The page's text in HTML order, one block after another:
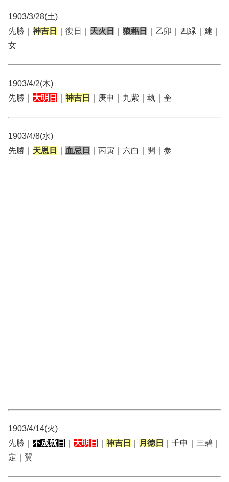
1903/3/28(土)
先勝｜ 神吉日 ｜復日｜ 天火日 狼藉日
｜乙卯｜四緑｜建｜
女
1903/4/2(木)
先勝｜ 大明日 神吉日 ｜庚申｜九紫｜執｜奎
1903/4/8(水)
先勝｜ 天恩日 血忌日 ｜丙寅｜六白｜開｜参
1903/4/14(火)
先勝｜ 不成就日 大明日 神吉日 月徳日
｜壬申｜三碧｜
定｜翼